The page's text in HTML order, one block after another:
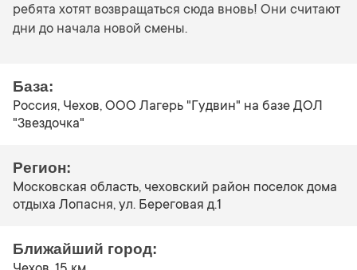
ребята хотят возвращаться сюда вновь! Они считают
дни до начала новой смены.
База:
Россия, Чехов, ООО Лагерь "Гудвин" на базе ДОЛ
"Звездочка"
Регион:
Московская область, чеховский район поселок дома
отдыха Лопасня, ул. Береговая д.1
Ближайший город: